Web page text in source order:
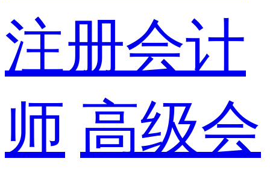
注册会计
师 高级会